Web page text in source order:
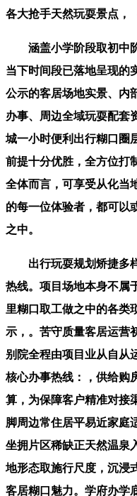
各大抢手天然玩耍景点，
涵盖小学阶段取初中阶
当下时间段已落地呈现的
公示的客居场地实景、内
办事、周边全域玩耍配套
城一小时便利出行糊口圈
前提十分优胜，全方位打
全体而言，可享受从化当
的每一位体验者，都可以
之中。
出行玩耍规划矫捷多样
热线。项目场地本身不属
里糊口取工做之中的各类
示，。苦守质量客居运营
别院全程由项目业从自从
核心办事热线：，供给购
算，为保障客户精准对接
脚周边常住居平易近家庭
坐拥片区稀缺正天然温泉
地形态取施行尺度，沉浸
客居糊口魅力。学府办学